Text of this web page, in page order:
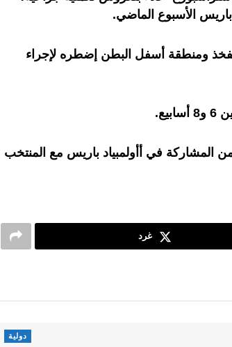
الأسبوع الماضي.
ومنطقة أسفل البطن إضطره لإجراء
في أأولمبياد باريس مع المنتخب
غرد
دولية